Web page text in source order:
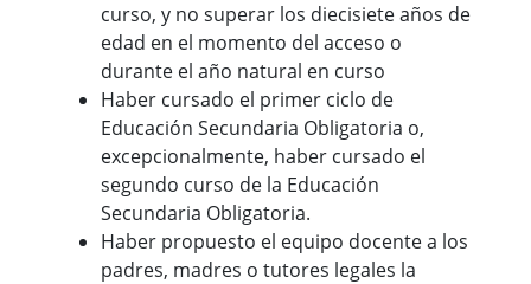
curso, y no superar los diecisiete años de
edad en el momento del acceso o
durante el año natural en curso
Haber cursado el primer ciclo de
Educación Secundaria Obligatoria o,
excepcionalmente, haber cursado el
segundo curso de la Educación
Secundaria Obligatoria.
Haber propuesto el equipo docente a los
padres, madres o tutores legales la